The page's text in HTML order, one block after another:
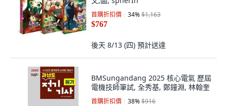
首購折扣價 34%$1,163
$767
後天 8/13 (四) 預計送達
BMSungandang 2025 核心電氣 歷屆
電機技師筆試, 全秀基, 鄭鐘淵, 林翰奎
首購折扣價 38%$916